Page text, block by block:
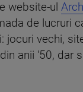
website-ul
de lucruri
jocuri vechi,
anii '50, dar